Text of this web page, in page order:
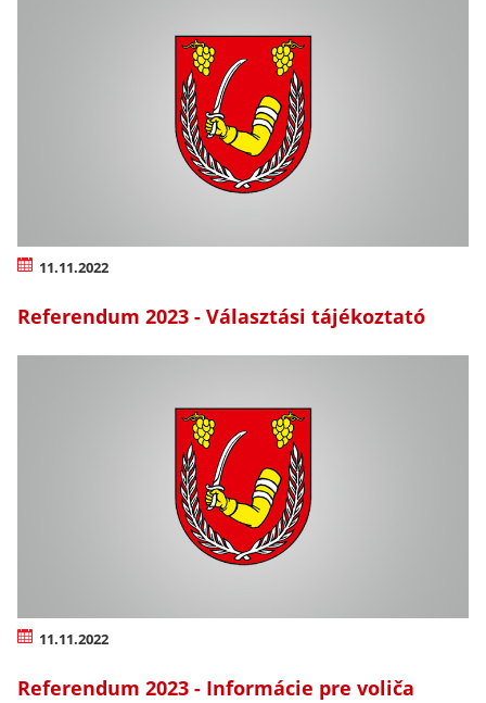
11.11.2022
Referendum 2023 - Választási tájékoztató
11.11.2022
Referendum 2023 - Informácie pre voliča